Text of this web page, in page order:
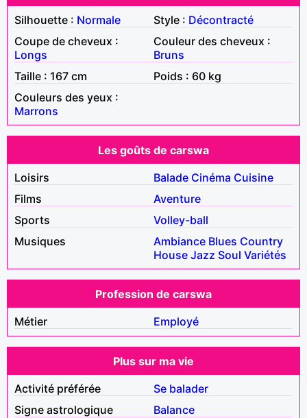
Silhouette : Normale Style : Décontracté
Coupe de cheveux :
Longs
Couleur des cheveux :
Bruns
Taille : 167 cm
Poids : 60 kg
Couleurs des yeux :
Marrons
Les goûts de carswa
Loisirs
Balade Cinéma Cuisine
Films
Aventure
Sports
Volley-ball
Musiques
Ambiance Blues Country
House Jazz Soul Variétés
Profession de carswa
Métier
Employé
Plus sur ma vie
Activité préférée
Se balader
Signe astrologique
Balance